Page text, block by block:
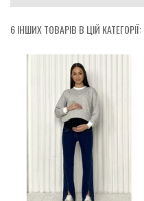
6 ІНШИХ ТОВАРІВ В ЦІЙ КАТЕГОРІЇ: